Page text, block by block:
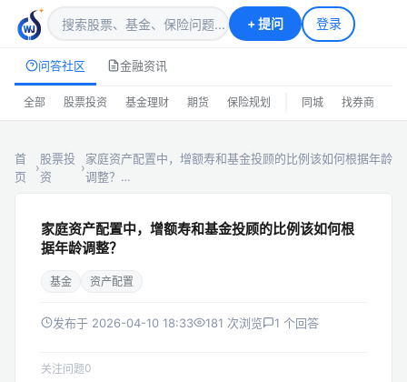
+提问 登录
问答社区 金融资讯
全部 股票投资 基金理财 期货 保险规划 同城 找券商
首
页
›
股票投
资
›
家庭资产配置中，增额寿和基金投顾的比例该如何根据年龄
调整？…
家庭资产配置中，增额寿和基金投顾的比例该如何根
据年龄调整？
基金 资产配置
发布于 2026-04-10 18:33 181 次浏览 1 个回答
关注问题0